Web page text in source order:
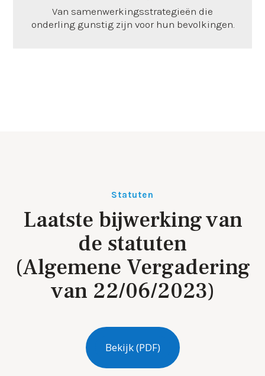
Van samenwerkingsstrategieën die
onderling gunstig zijn voor hun bevolkingen.
Statuten
Laatste bijwerking van
de statuten
(Algemene Vergadering
van 22/06/2023)
Bekijk (PDF)